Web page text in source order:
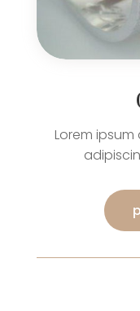
Lorem